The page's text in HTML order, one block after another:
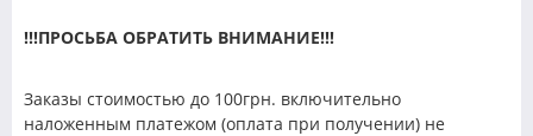
!!!ПРОСЬБА ОБРАТИТЬ ВНИМАНИЕ!!!
Заказы стоимостью до 100грн. включительно
наложенным платежом (оплата при получении) не